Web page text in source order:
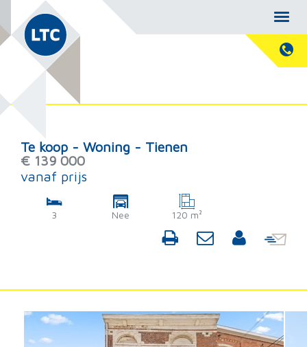
Te koop - Woning - Tienen
€ 139 000
vanaf prijs
3 Nee 120 m²